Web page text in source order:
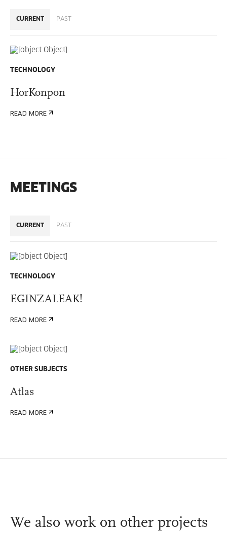
CURRENT PAST
TECHNOLOGY
HorKonpon
READ MORE
MEETINGS
CURRENT PAST
TECHNOLOGY
EGINZALEAK!
READ MORE
OTHER SUBJECTS
Atlas
READ MORE
We also work on other projects